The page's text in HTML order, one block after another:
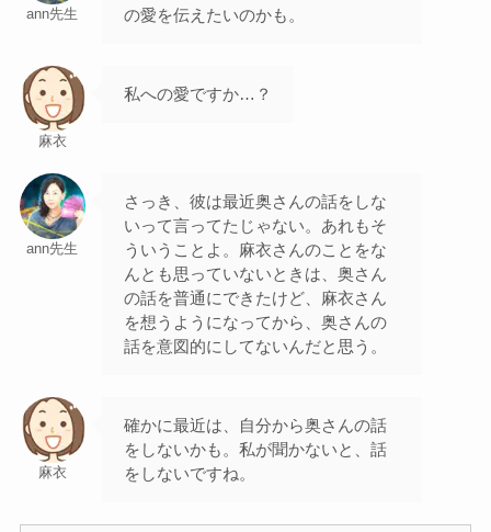
ann先生 の愛を伝えたいのかも。
麻衣
私への愛ですか…？
ann先生
さっき、彼は最近奥さんの話をしな
いって言ってたじゃない。あれもそ
ういうことよ。麻衣さんのことをな
んとも思っていないときは、奥さん
の話を普通にできたけど、麻衣さん
を想うようになってから、奥さんの
話を意図的にしてないんだと思う。
麻衣
確かに最近は、自分から奥さんの話
をしないかも。私が聞かないと、話
をしないですね。